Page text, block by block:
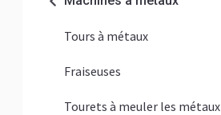
Tours à métaux
Fraiseuses
Tourets à meuler les métaux